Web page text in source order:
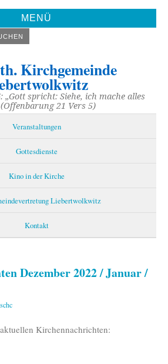
MENÜ
Kirchgemeinde
„Gott spricht: Siehe, ich mache alles
21 Vers 5)
Veranstaltungen
Gottesdienste
Kino in der Kirche
Liebertwolkwitz
Kontakt
Dezember 2022 / Januar /
Kirchennachrichten: